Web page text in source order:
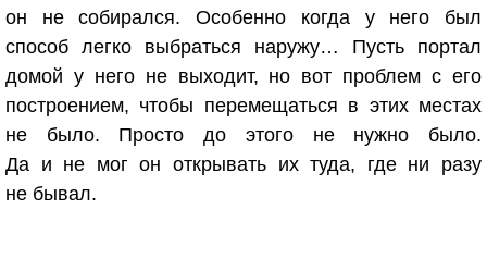
он не собирался. Особенно когда у него был
способ легко выбраться наружу… Пусть портал
домой у него не выходит, но вот проблем с его
построением, чтобы перемещаться в этих местах
не было. Просто до этого не нужно было.
Да и не мог он открывать их туда, где ни разу
не бывал.